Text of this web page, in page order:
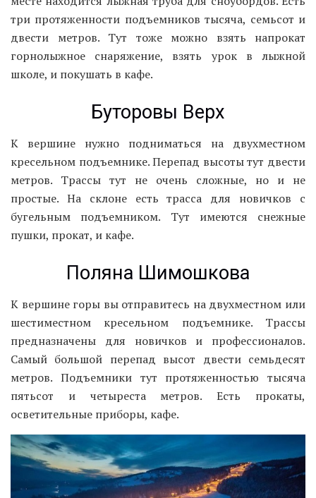
три протяженности подъемников тысяча, семьсот и
двести метров. Тут тоже можно взять напрокат
горнолыжное снаряжение, взять урок в лыжной
школе, и покушать в кафе.
Буторовы Верх
К вершине нужно подниматься на двухместном
кресельном подъемнике. Перепад высоты тут двести
метров. Трассы тут не очень сложные, но и не
простые. На склоне есть трасса для новичков с
бугельным подъемником. Тут имеются снежные
пушки, прокат, и кафе.
Поляна Шимошкова
К вершине горы вы отправитесь на двухместном или
шестиместном кресельном подъемнике. Трассы
предназначены для новичков и профессионалов.
Самый большой перепад высот двести семьдесят
метров. Подъемники тут протяженностью тысяча
пятьсот и четыреста метров. Есть прокаты,
осветительные приборы, кафе.